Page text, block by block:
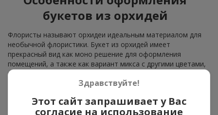
букетов из орхидей
Флористы называют орхидеи идеальным материалом для
необычной флористики. Букет из орхидей имеет
прекрасный вид как моно решение для оформления
помещений, а также как вариант микса с другими цветами,
который сохраняет свою выразительность в любом
Благодаря своей структуре орхидея позволяет создавать
композиции в классическом, минималистичном или
Здравствуйте!
Этот сайт запрашивает у Вас
согласие на использование